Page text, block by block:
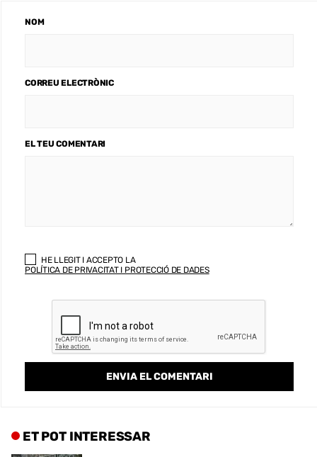
NOM
CORREU ELECTRÒNIC
EL TEU COMENTARI
HE LLEGIT I ACCEPTO LA
POLÍTICA DE PRIVACITAT I PROTECCIÓ DE DADES
ET POT INTERESSAR